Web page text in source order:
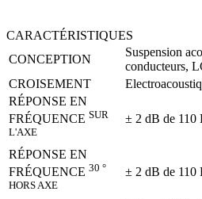
CARACTÉRISTIQUES
CONCEPTION
Suspension
conducteurs,
CROISEMENT
RÉPONSE EN
FRÉQUENCE SUR
L'AXE
± 2 dB de 110
RÉPONSE EN
FRÉQUENCE 30 °
HORS AXE
± 2 dB de 110